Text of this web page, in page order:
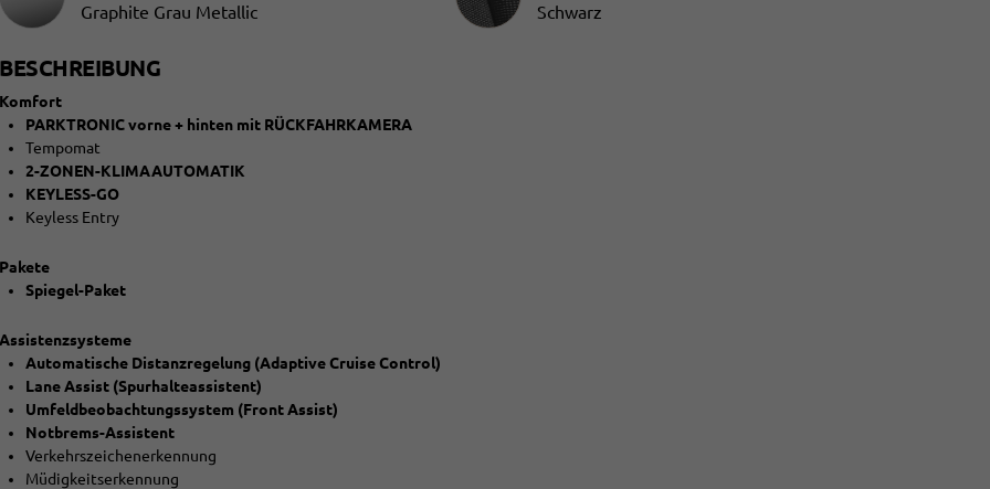
Graphite Grau Metallic
Schwarz
BESCHREIBUNG
Komfort
PARKTRONIC vorne + hinten mit RÜCKFAHRKAMERA
Tempomat
2-ZONEN-KLIMAAUTOMATIK
KEYLESS-GO
Keyless Entry
Pakete
Spiegel-Paket
Assistenzsysteme
Automatische Distanzregelung (Adaptive Cruise Control)
Lane Assist (Spurhalteassistent)
Umfeldbeobachtungssystem (Front Assist)
Notbrems-Assistent
Verkehrszeichenerkennung
Müdigkeitserkennung